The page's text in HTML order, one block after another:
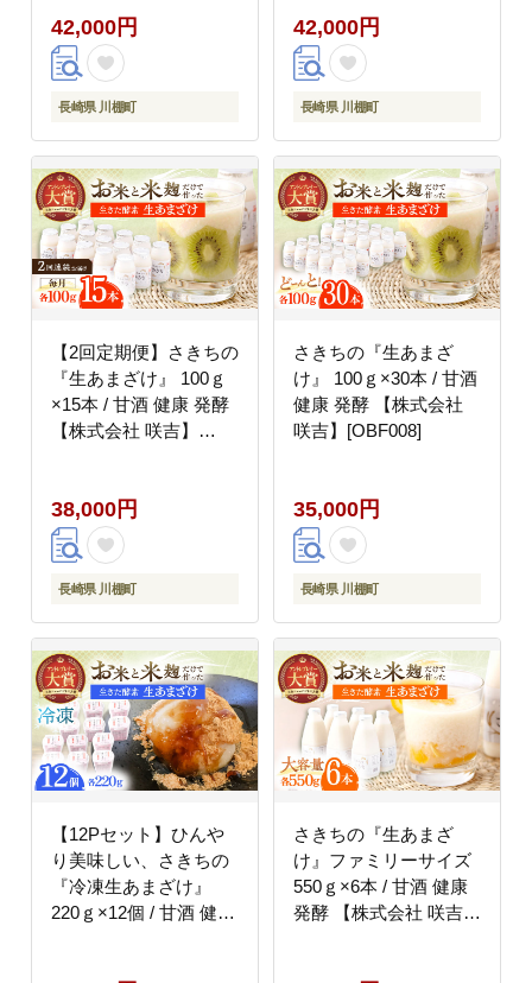
42,000円
長崎県 川棚町
42,000円
長崎県 川棚町
【2回定期便】さきちの
『生あまざけ』 100ｇ
×15本 / 甘酒 健康 発酵
【株式会社 咲吉】
38,000円
長崎県 川棚町
さきちの『生あまざ
け』 100ｇ×30本 / 甘酒
健康 発酵 【株式会社
咲吉】[OBF008]
35,000円
長崎県 川棚町
【12Pセット】ひんや
り美味しい、さきちの
『冷凍生あまざけ』
220ｇ×12個 / 甘酒 健康
さきちの『生あまざ
け』ファミリーサイズ
550ｇ×6本 / 甘酒 健康
発酵 【株式会社 咲吉】